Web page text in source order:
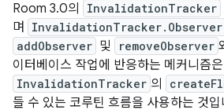
Room 3.0의
InvalidationTracker
며
InvalidationTracker.Observer
addObserver 및 removeObserver
이터베이스 작업에 반응하는 메커니즘은
InvalidationTracker 의
들 수 있는 코루틴 흐름을 사용하는 것입